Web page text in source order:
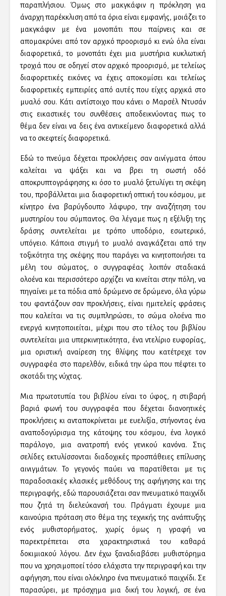
παραπλήσιου. Όμως στο μακγκάφιν η πρόκληση για
άναρχη παρέκκλιση από τα όρια είναι εμφανής, μοιάζει το
μακγκάφιν με ένα μονοπάτι που παίρνεις και σε
απομακρύνει από τον αρχικό προορισμό κι ενώ όλα είναι
διαφορετικά, το μονοπάτι έχει μια μυστήρια κυκλωτική
τροχιά που σε οδηγεί στον αρχικό προορισμό, με τελείως
διαφορετικές εικόνες να έχεις αποκομίσει και τελείως
διαφορετικές εμπειρίες από αυτές που είχες αρχικά στο
μυαλό σου. Κάτι αντίστοιχο που κάνει ο Μαρσέλ Ντυσάν
στις εικαστικές του συνθέσεις αποδεικνύοντας πως το
θέμα δεν είναι να δεις ένα αντικείμενο διαφορετικά αλλά
να το σκεφτείς διαφορετικά.
Εδώ το πνεύμα δέχεται προκλήσεις σαν αινίγματα όπου
καλείται να ψάξει και να βρει τη σωστή οδό
αποκρυπτογράφησης κι όσο το μυαλό ξετυλίγει τη σκέψη
του, προβάλλεται μια διαφορετική οπτική του κόσμου, με
κίνητρο ένα βαρύγδουπο λάφυρο, την αναζήτηση του
μυστηρίου του σύμπαντος. Θα λέγαμε πως η εξέλιξη της
δράσης συντελείται με τρόπο υποδόριο, εσωτερικό,
υπόγειο. Κάποια στιγμή το μυαλό αναγκάζεται από την
τοξικότητα της σκέψης που παράγει να κινητοποιήσει τα
μέλη του σώματος, ο συγγραφέας λοιπόν σταδιακά
ολοένα και περισσότερο αρχίζει να κινείται στην πόλη, να
πηγαίνει με τα πόδια από δρώμενο σε δρώμενο, όλα γύρω
του φαντάζουν σαν προκλήσεις, είναι ημιτελείς φράσεις
που καλείται να τις συμπληρώσει, το σώμα ολοένα πιο
ενεργά κινητοποιείται, μέχρι που στο τέλος του βιβλίου
συντελείται μια υπερκινητικότητα, ένα ντελίριο ευφορίας,
μια οριστική αναίρεση της θλίψης που κατέτρεχε τον
συγγραφέα στο παρελθόν, ειδικά την ώρα που πέφτει το
σκοτάδι της νύχτας.
Μια πρωτοτυπία του βιβλίου είναι το ύφος, η στιβαρή
βαριά φωνή του συγγραφέα που δέχεται διανοητικές
προκλήσεις κι ανταποκρίνεται με ευελιξία, στήνοντας ένα
αναποδογύρισμα της κάτοψης του κόσμου, ένα λογικό
παράλογο, μια ανατροπή ενός γενικού κανόνα. Στις
σελίδες εκτυλίσσονται διαδοχικές προσπάθειες επίλυσης
αινιγμάτων. Το γεγονός παύει να παρατίθεται με τις
παραδοσιακές κλασικές μεθόδους της αφήγησης και της
περιγραφής, εδώ παρουσιάζεται σαν πνευματικό παιχνίδι
που ζητά τη διελεύκανσή του. Πράγματι έχουμε μια
καινούρια πρόταση στο θέμα της τεχνικής της ανάπτυξης
ενός μυθιστορήματος, χωρίς όμως η γραφή να
παρεκτρέπεται στα χαρακτηριστικά του καθαρά
δοκιμιακού λόγου. Δεν έχω ξαναδιαβάσει μυθιστόρημα
που να χρησιμοποεί τόσο ελάχιστα την περιγραφή και την
αφήγηση, που είναι ολόκληρο ένα πνευματικό παιχνίδι. Σε
παρασύρει, με πρόσχημα μια δική του λογική, σε ένα